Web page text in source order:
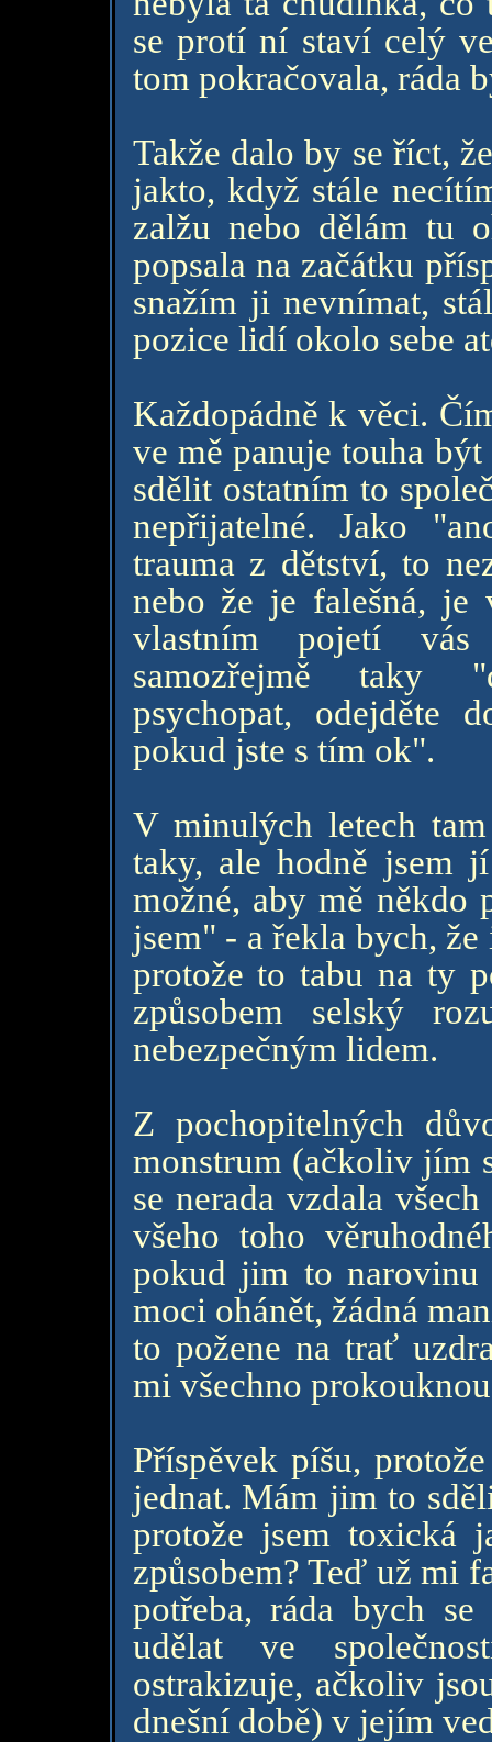
se protí ní staví celý
tom pokračovala, ráda
Takže dalo by se říct,
jakto, když stále
zalžu nebo dělám tu
popsala na začátku
snažím ji nevnímat,
pozice lidí okolo sebe
Každopádně k věci.
ve mě panuje touha
sdělit ostatním to
nepřijatelné. Jako
trauma z dětství, to
nebo že je falešná,
vlastním pojetí
samozřejmě taky
psychopat, odejděte
pokud jste s tím ok".
V minulých letech
taky, ale hodně jsem
možné, aby mě někdo
jsem" - a řekla bych,
protože to tabu na ty
způsobem selský
nebezpečným lidem.
Z pochopitelných
monstrum (ačkoliv jím
se nerada vzdala
všeho toho
pokud jim to narovinu
moci ohánět, žádná
to požene na trať
mi všechno
Příspěvek píšu,
jednat. Mám jim to
protože jsem toxická
způsobem? Teď už mi
potřeba, ráda bych
udělat ve
ostrakizuje, ačkoliv
dnešní době) v jejím